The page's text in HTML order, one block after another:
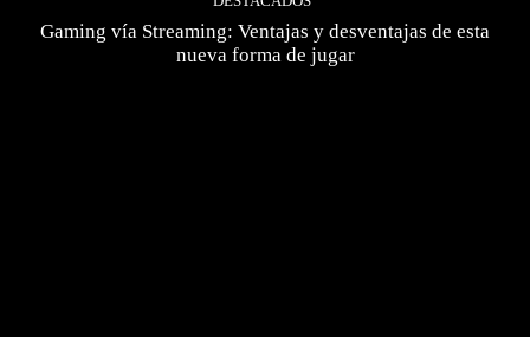
Gaming vía Streaming: Ventajas y desventajas de esta
nueva forma de jugar